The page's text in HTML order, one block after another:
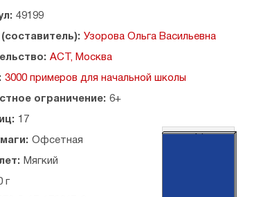
49199
Узорова Ольга Васильевна
АСТ, Москва
3000 примеров для начальной школы
ограничение: 6+
17
Офсетная
Мягкий
г